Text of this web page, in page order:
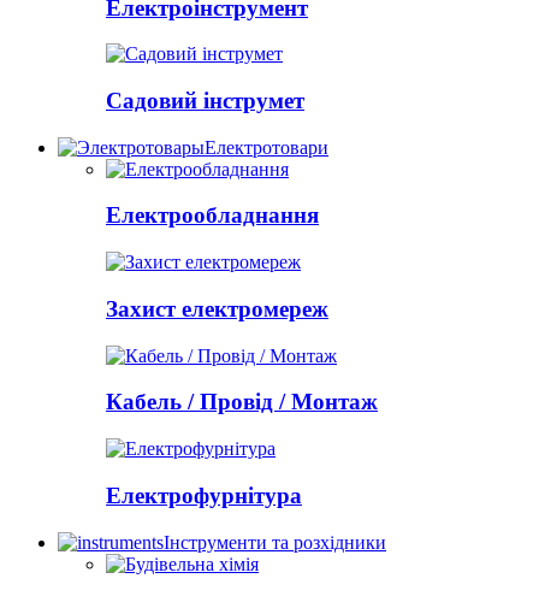
Електроінструмент
Садовий інструмет
Електротовари
Електрообладнання
Захист електромереж
Кабель / Провід / Монтаж
Електрофурнітура
Інструменти та розхідники